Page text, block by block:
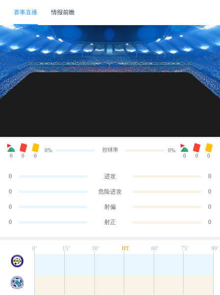
赛事直播 情报前瞻
0 0 0
0% 控球率
0%
0
0 0
0 进攻 0
0 危险进攻 0
0 射偏 0
0 射正 0
0’ 15’ 30’ HT 60’ 75’ 90’